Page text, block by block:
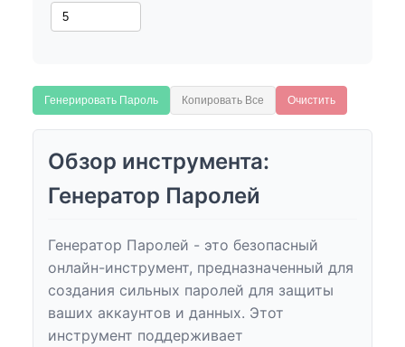
Генерировать Пароль Копировать Все Очистить
Обзор инструмента:
Генератор Паролей
Генератор Паролей - это безопасный
онлайн-инструмент, предназначенный для
создания сильных паролей для защиты
ваших аккаунтов и данных. Этот
инструмент поддерживает